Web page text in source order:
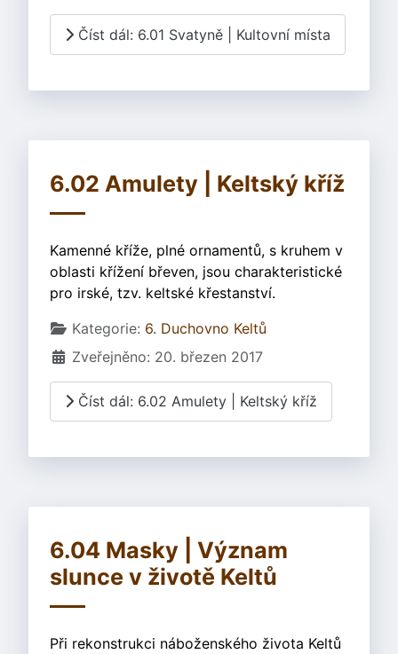
Číst dál: 6.01 Svatyně | Kultovní místa
6.02 Amulety | Keltský kříž
Kamenné kříže, plné ornamentů, s kruhem v
oblasti křížení břeven, jsou charakteristické
pro irské, tzv. keltské křestanství.
Základní údaje
Kategorie: 6. Duchovno Keltů
Zveřejněno: 20. březen 2017
Číst dál: 6.02 Amulety | Keltský kříž
6.04 Masky | Význam
slunce v životě Keltů
Při rekonstrukci náboženského života Keltů